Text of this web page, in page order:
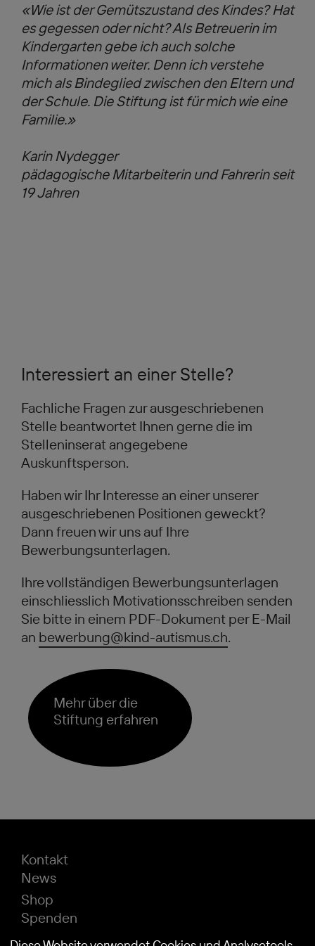
«Wie ist der Gemütszustand des Kindes? Hat
es gegessen oder nicht? Als Betreuerin im
Kindergarten gebe ich auch solche
Informationen weiter. Denn ich verstehe
mich als Bindeglied zwischen den Eltern und
der Schule. Die Stiftung ist für mich wie eine
Familie.»
Karin Nydegger
pädagogische Mitarbeiterin und Fahrerin seit
19 Jahren
Interessiert an einer Stelle?
Fachliche Fragen zur ausgeschriebenen
Stelle beantwortet Ihnen gerne die im
Stelleninserat angegebene
Auskunftsperson.
Haben wir Ihr Interesse an einer unserer
ausgeschriebenen Positionen geweckt?
Dann freuen wir uns auf Ihre
Bewerbungsunterlagen.
Ihre vollständigen Bewerbungsunterlagen
einschliesslich Motivationsschreiben senden
Sie bitte in einem PDF-Dokument per E-Mail
an bewerbung@kind-autismus.ch.
Mehr über die
Stiftung erfahren
Kontakt
News
Shop
Spenden
Impressum